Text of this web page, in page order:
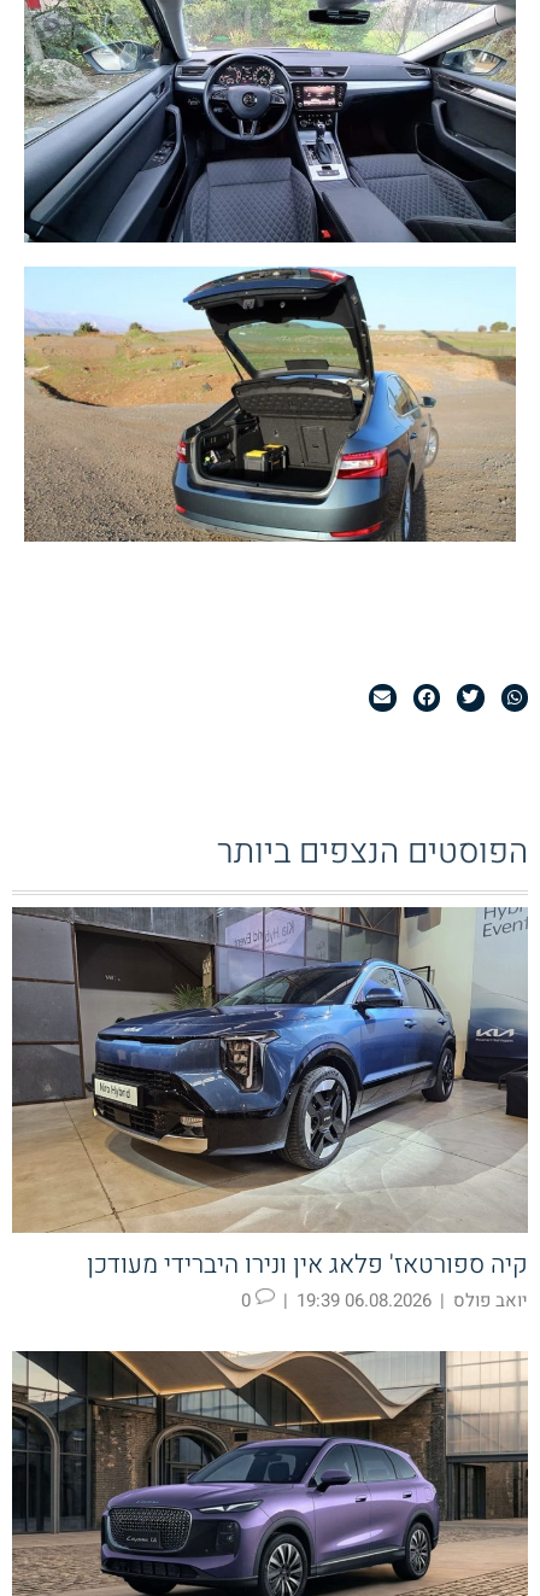
הפוסטים הנצפים ביותר
קיה ספורטאז' פלאג אין ונירו היברידי מעודכן
יואב פולס |
06.08.2026 19:39
|